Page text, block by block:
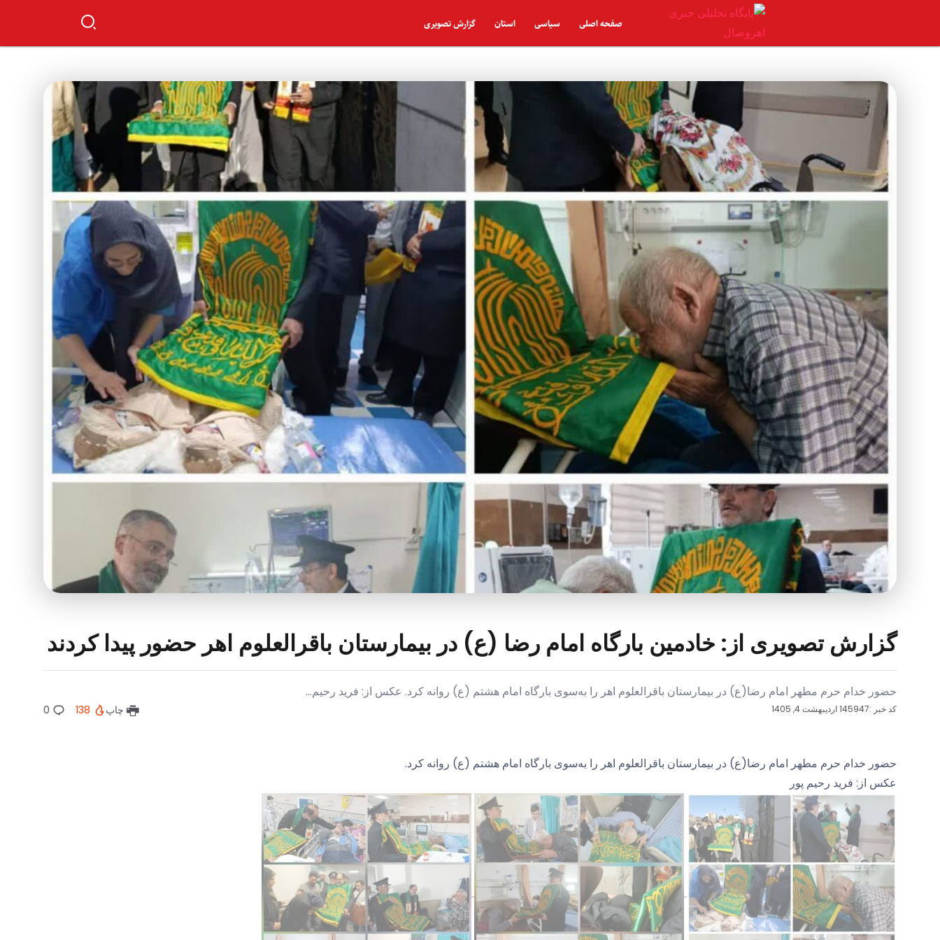
صفحه اصلی سیاسی استان گزارش تصویری
گزارش تصویری از: خادمین بارگاه امام رضا (ع) در بیمارستان باقرالعلوم اهر حضور پیدا کردند
حضور خدام حرم مطهر امام رضا(ع) در بیمارستان ‌باقرالعلوم اهر را به‌سوی بارگاه امام هشتم (ع) روانه کرد. عکس از: فرید رحیم...
کد خبر :145947 اردیبهشت 4, 1405 چاپ 138
0
حضور خدام حرم مطهر امام رضا(ع) در بیمارستان ‌باقرالعلوم اهر را به‌سوی بارگاه امام هشتم (ع) روانه کرد.
عکس از: فرید رحیم پور